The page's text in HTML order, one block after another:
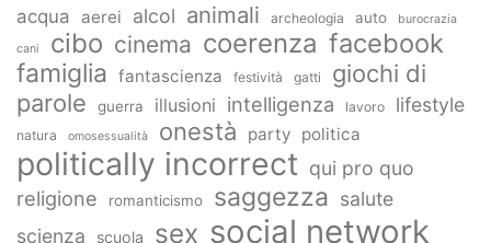
acqua aerei alcol animali archeologia auto burocrazia
cani cibo cinema coerenza facebook
famiglia fantascienza festività gatti
giochi di
parole
guerra illusioni intelligenza lavoro lifestyle
natura omosessualità onestà party politica
politically incorrect qui pro quo
religione romanticismo saggezza salute
scienza
scuola sex social network